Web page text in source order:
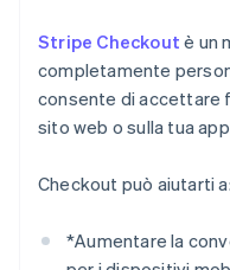
Stripe Checkout è un
completamente
consente di accettare
sito web o sulla tua
Checkout può aiutarti a:
*Aumentare la